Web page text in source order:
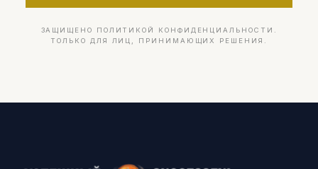
ЗАЩИЩЕНО ПОЛИТИКОЙ КОНФИДЕНЦИАЛЬНОСТИ.
ТОЛЬКО ДЛЯ ЛИЦ, ПРИНИМАЮЩИХ РЕШЕНИЯ.